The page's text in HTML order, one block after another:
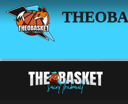
Panneau de gestion des cookies